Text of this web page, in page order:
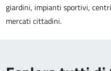
giardini, impianti sportivi,
mercati cittadini.